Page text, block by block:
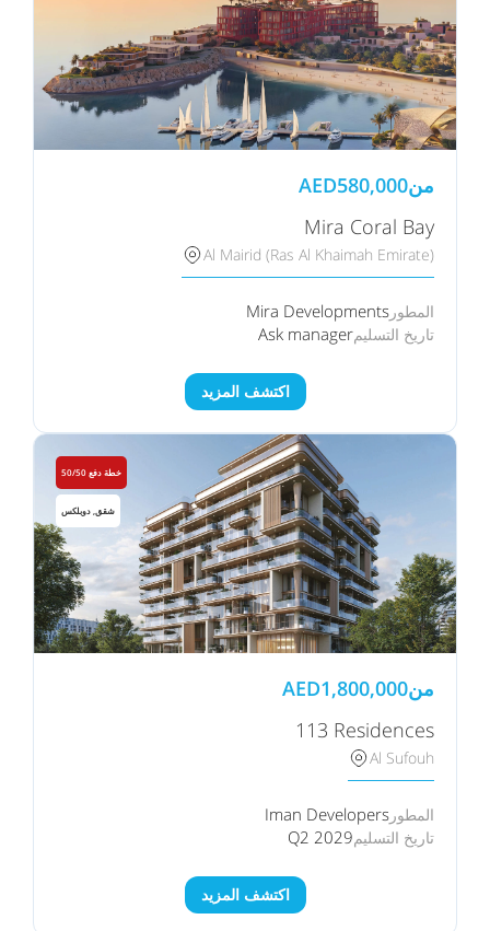
من AED580,000
Mira Coral Bay
Al Mairid (Ras Al Khaimah Emirate)
المطور Mira Developments
تاريخ التسليمAsk manager
اكتشف المزيد
خطة دفع 50/50
شقق, دوبلكس
من AED1,800,000
113 Residences
Al Sufouh
المطور Iman Developers
تاريخ التسليمQ2 2029
اكتشف المزيد